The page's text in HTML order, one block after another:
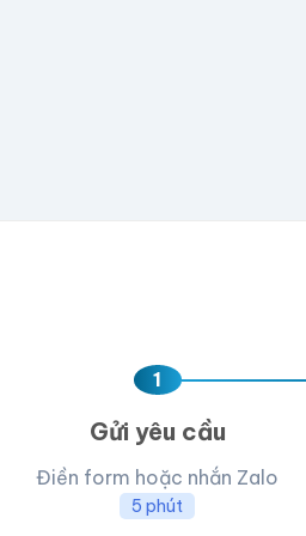
1
Gửi yêu cầu
Điền form hoặc nhắn Zalo
5 phút